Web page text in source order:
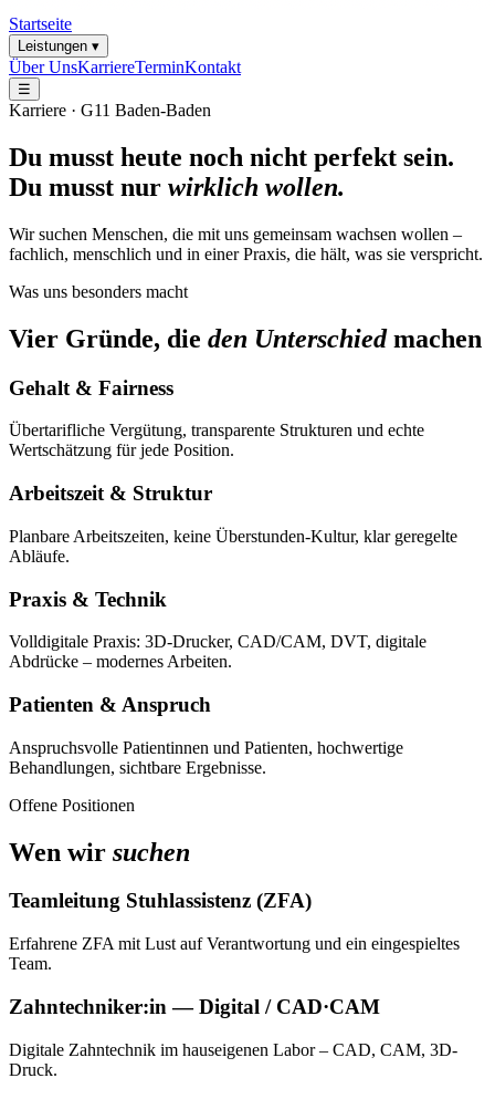
Startseite
Leistungen ▾
Über UnsKarriereTerminKontakt
☰
Karriere · G11 Baden-Baden
Du musst heute noch nicht perfekt sein.
Du musst nur wirklich wollen.
Wir suchen Menschen, die mit uns gemeinsam wachsen wollen –
fachlich, menschlich und in einer Praxis, die hält, was sie verspricht.
Was uns besonders macht
Vier Gründe, die den Unterschiedmachen
Gehalt & Fairness
Übertarifliche Vergütung, transparente Strukturen und echte
Wertschätzung für jede Position.
Arbeitszeit & Struktur
Planbare Arbeitszeiten, keine Überstunden-Kultur, klar geregelte
Abläufe.
Praxis & Technik
Volldigitale Praxis: 3D-Drucker, CAD/CAM, DVT, digitale
Abdrücke – modernes Arbeiten.
Patienten & Anspruch
Anspruchsvolle Patientinnen und Patienten, hochwertige
Behandlungen, sichtbare Ergebnisse.
Offene Positionen
Wen wir suchen
Teamleitung Stuhlassistenz (ZFA)
Erfahrene ZFA mit Lust auf Verantwortung und ein eingespieltes
Team.
Zahntechniker:in — Digital / CAD·CAM
Digitale Zahntechnik im hauseigenen Labor – CAD, CAM, 3D-
Druck.